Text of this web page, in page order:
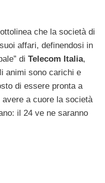
che la società di
affari, definendosi in
di Telecom Italia,
animi sono carichi e
di essere pronta a
a cuore la società
il 24 ve ne saranno